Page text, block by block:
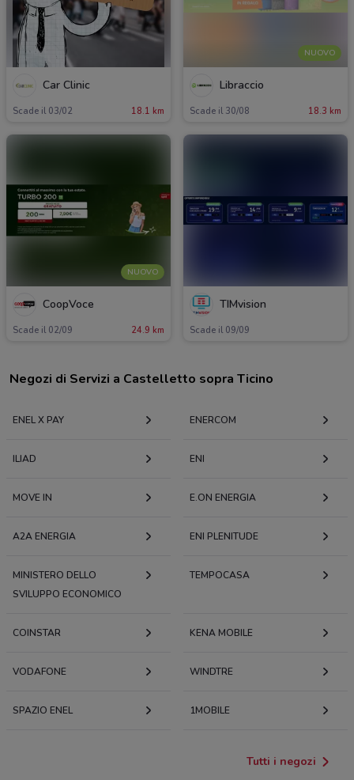
Car Clinic
Scade il 03/02 18.1 km
NUOVO
Libraccio
Scade il 30/08 18.3 km
NUOVO
CoopVoce
Scade il 02/09 24.9 km
TIMvision
Scade il 09/09
Negozi di Servizi a Castelletto sopra Ticino
ENEL X PAY ENERCOM
ILIAD ENI
MOVE IN E.ON ENERGIA
A2A ENERGIA ENI PLENITUDE
MINISTERO DELLO
SVILUPPO ECONOMICO
TEMPOCASA
COINSTAR KENA MOBILE
VODAFONE WINDTRE
SPAZIO ENEL 1MOBILE
Tutti i negozi